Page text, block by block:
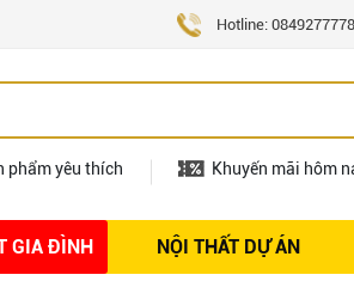
Hotline: 0849277778
phẩm yêu thích Khuyến mãi hôm
GIA ĐÌNH NỘI THẤT DỰ ÁN